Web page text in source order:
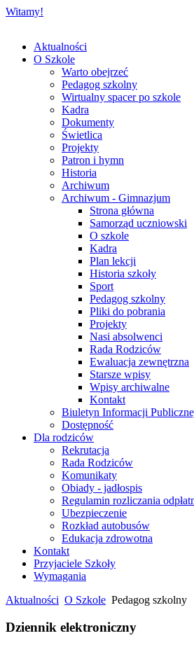
Witamy!
Aktualności
O Szkole
Warto obejrzeć
Pedagog szkolny
Wirtualny spacer po szkole
Kadra
Dokumenty
Świetlica
Projekty
Patron i hymn
Historia
Archiwum
Archiwum - Gimnazjum
Strona główna
Samorząd uczniowski
O szkole
Kadra
Plan lekcji
Historia szkoły
Sport
Pedagog szkolny
Pliki do pobrania
Projekty
Nasi absolwenci
Rada Rodziców
Ewaluacja zewnętrzna
Starsze wpisy
Wpisy archiwalne
Kontakt
Biuletyn Informacji
Dostępność
Dla rodziców
Rekrutacja
Rada Rodziców
Komunikaty
Obiady - jadłospis
Regulamin rozliczania
Ubezpieczenie
Rozkład autobusów
Edukacja zdrowotna
Kontakt
Przyjaciele Szkoły
Wymagania
Aktualności O Szkole Pedagog szkolny
Dziennik elektroniczny